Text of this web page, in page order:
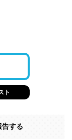
ト
告する